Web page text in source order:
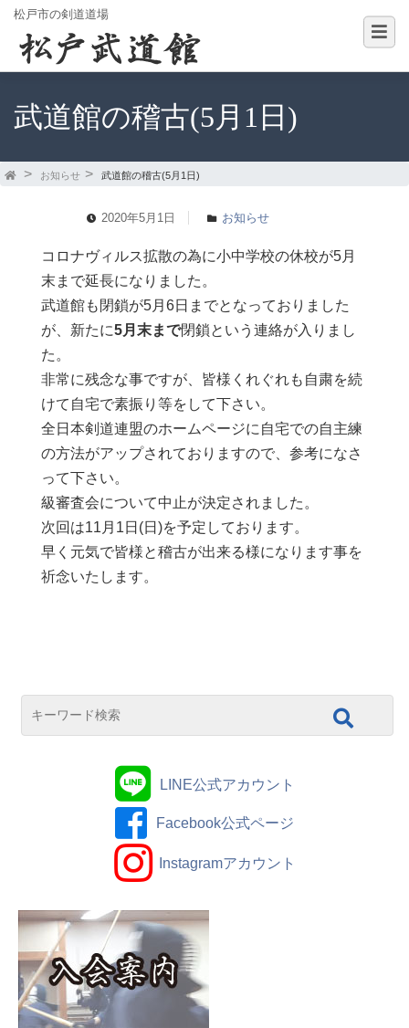
松戸市の剣道道場
武道館の稽古(5月1日)
お知らせ 武道館の稽古(5月1日)
2020年5月1日 お知らせ
コロナヴィルス拡散の為に小中学校の休校が5月
末まで延長になりました。
武道館も閉鎖が5月6日までとなっておりました
が、新たに5月末まで閉鎖という連絡が入りまし
た。
非常に残念な事ですが、皆様くれぐれも自粛を続
けて自宅で素振り等をして下さい。
全日本剣道連盟のホームページに自宅での自主練
の方法がアップされておりますので、参考になさ
って下さい。
級審査会について中止が決定されました。
次回は11月1日(日)を予定しております。
早く元気で皆様と稽古が出来る様になります事を
祈念いたします。
LINE公式アカウント
Facebook公式ページ
Instagramアカウント